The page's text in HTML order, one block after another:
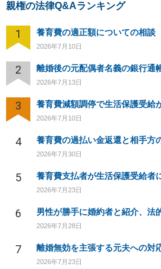
親権の法律Q&Aランキング
1 養育費の適正額についての相談
2026年7月10日
2
2026年7月13日
3 養育費減額調停で生活保護受給
2026年7月10日
4 養育費の過払い金返還と相手方
2026年7月30日
5 養育費支払者が生活保護受給者
2026年7月23日
6 男性が勝手に婚約者と紹介、法
2026年7月28日
7 離婚無効を主張する元夫への対
2026年7月23日